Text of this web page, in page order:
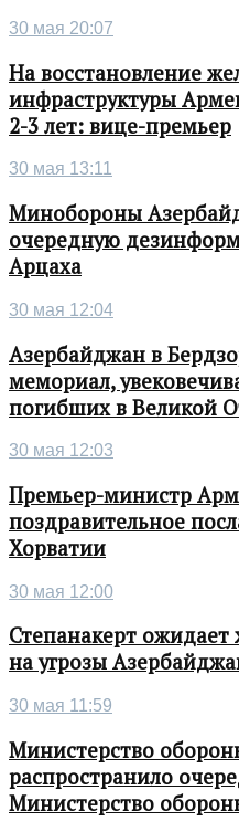
30 мая 20:07
На восстановление
инфраструктуры
2-3 лет: вице-премьер
30 мая 13:11
Минобороны
очередную
Арцаха
30 мая 12:04
Азербайджан в
мемориал,
погибших в Великой
30 мая 12:03
Премьер-министр
поздравительное
Хорватии
30 мая 12:00
Степанакерт ожидает
на угрозы
30 мая 11:59
Министерство
распространило
Министерство